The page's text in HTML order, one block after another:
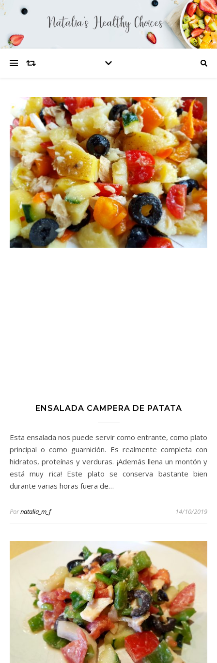
ENSALADA CAMPERA DE PATATA
Esta ensalada nos puede servir como entrante, como plato
principal o como guarnición. Es realmente completa con
hidratos, proteínas y verduras. ¡Además llena un montón y
está muy rica! Este plato se conserva bastante bien
durante varias horas fuera de…
Pornatalia_m_f 14/10/2019